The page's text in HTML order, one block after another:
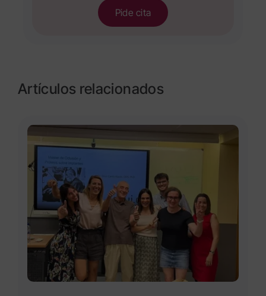
Pide cita
Artículos relacionados